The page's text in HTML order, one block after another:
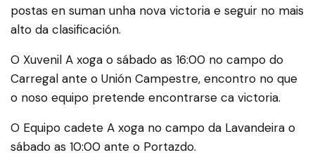
postas en suman unha nova victoria e seguir no mais
alto da clasificación.
O Xuvenil A xoga o sábado as 16:00 no campo do
Carregal ante o Unión Campestre, encontro no que
o noso equipo pretende encontrarse ca victoria.
O Equipo cadete A xoga no campo da Lavandeira o
sábado as 10:00 ante o Portazdo.